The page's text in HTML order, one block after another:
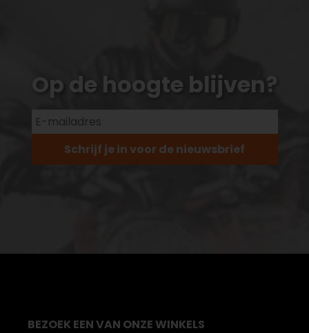
Op de hoogte blijven?
Schrijf je in voor de nieuwsbrief
BEZOEK EEN VAN ONZE WINKELS